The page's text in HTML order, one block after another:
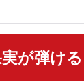
が弾け